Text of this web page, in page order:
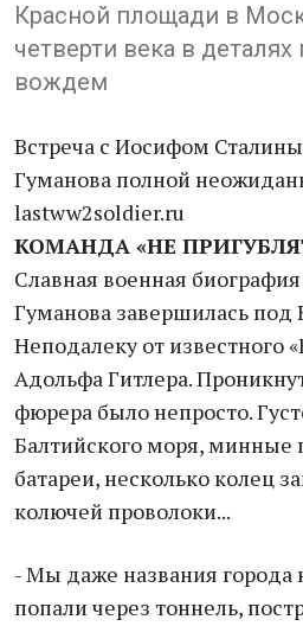
Красной площади в
четверти века в
вождем
Встреча с Иосифом
Гуманова полной
lastww2soldier.ru
КОМАНДА «НЕ
Славная военная
Гуманова завершилась под
Неподалеку от известного
Адольфа Гитлера.
фюрера было непросто.
Балтийского моря, минные
батареи, несколько колец
колючей проволоки...
- Мы даже названия города
попали через тоннель,